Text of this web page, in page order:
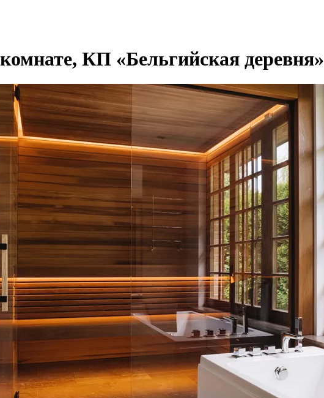
КП «Бельгийская деревня»